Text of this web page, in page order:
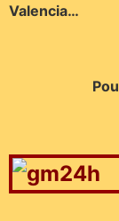
Valencia…